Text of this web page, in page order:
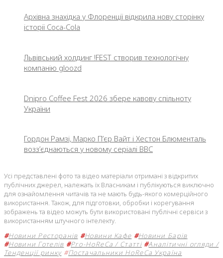
Архівна знахідка у Флоренції відкрила нову сторінку
історії Coca-Cola
Львівський холдинг !FEST створив технологічну
компанію gloozd
Dnipro Coffee Fest 2026 збере кавову спільноту
України
Гордон Рамзі, Марко П’єр Вайт і Хестон Блюменталь
возз’єднаються у новому серіалі BBC
Усі представлені фото та відео матеріали отримані з відкритих
публічних джерел, належать їх Власникам і публікуються виключно
для ознайомлення читачів та не мають будь-якого комерційного
використання. Також, для підготовки, обробки і корегування
зображень та відео можуть бути використовані публічні сервіси з
використанням штучного інтелекту.
#Новини Ресторанів #Новини Кафе #Новини Барів
#Новини Готелів #Pro-HoReCa / Статті #Аналітичні огляди /
Тенденції ринку #Постачальники HoReCa Україна